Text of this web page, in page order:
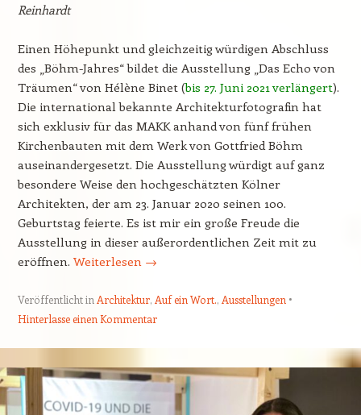
Reinhardt
Einen Höhepunkt und gleichzeitig würdigen Abschluss
des „Böhm-Jahres“ bildet die Ausstellung „Das Echo von
Träumen“ von Hélène Binet (bis 27. Juni 2021 verlängert).
Die international bekannte Architekturfotografin hat
sich exklusiv für das MAKK anhand von fünf frühen
Kirchenbauten mit dem Werk von Gottfried Böhm
auseinandergesetzt. Die Ausstellung würdigt auf ganz
besondere Weise den hochgeschätzten Kölner
Architekten, der am 23. Januar 2020 seinen 100.
Geburtstag feierte. Es ist mir ein große Freude die
Ausstellung in dieser außerordentlichen Zeit mit zu
eröffnen. Weiterlesen →
Veröffentlicht in Architektur, Auf ein Wort., Ausstellungen
Hinterlasse einen Kommentar